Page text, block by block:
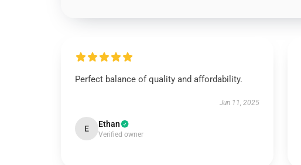
Perfect balance of quality and affordability.
Jun 11, 2025
E Ethan
Verified owner